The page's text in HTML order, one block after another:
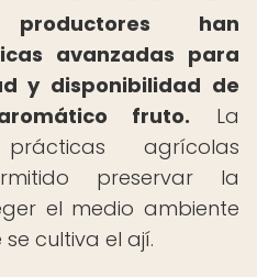
han
avanzadas para
y disponibilidad de
fruto. La
agrícolas
preservar la
el medio ambiente
cultiva el ají.